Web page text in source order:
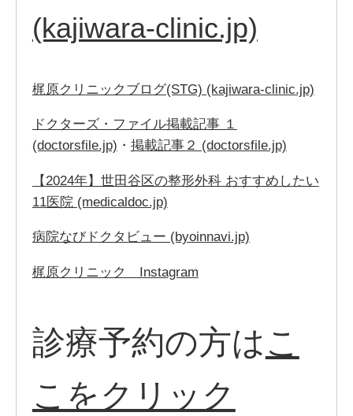
(kajiwara-clinic.jp)
梶原クリニックブログ(STG) (kajiwara-clinic.jp)
ドクターズ・ファイル掲載記事 １
(doctorsfile.jp) ・ 掲載記事２ (doctorsfile.jp)
【2024年】世田谷区の整形外科 おすすめしたい
11医院 (medicaldoc.jp)
病院なびドクタビュー (byoinnavi.jp)
梶原クリニック Instagram
診療予約の方は こ
こをクリック